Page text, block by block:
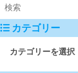
カテゴリー